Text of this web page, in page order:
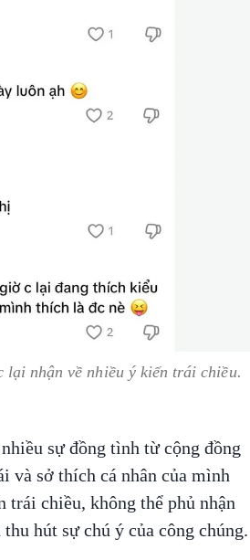
nhận về nhiều ý kiến trái chiều.
sự đồng tình từ cộng đồng
và sở thích cá nhân của mình
trái chiều, không thể phủ nhận
hút sự chú ý của công chúng.